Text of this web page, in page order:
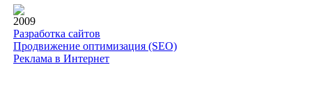
2009
Разработка сайтов
Продвижение оптимизация (SEO)
Реклама в Интернет